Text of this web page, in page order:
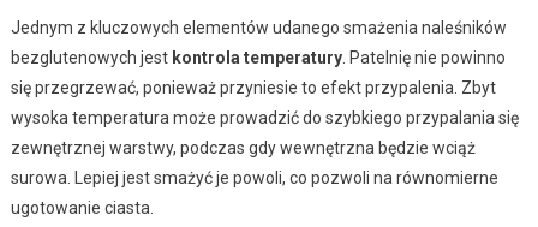
Jednym z kluczowych elementów udanego smażenia naleśników
bezglutenowych jest kontrola temperatury. Patelnię nie powinno
się przegrzewać, ponieważ przyniesie to efekt przypalenia. Zbyt
wysoka temperatura może prowadzić do szybkiego przypalania się
zewnętrznej warstwy, podczas gdy wewnętrzna będzie wciąż
surowa. Lepiej jest smażyć je powoli, co pozwoli na równomierne
ugotowanie ciasta.